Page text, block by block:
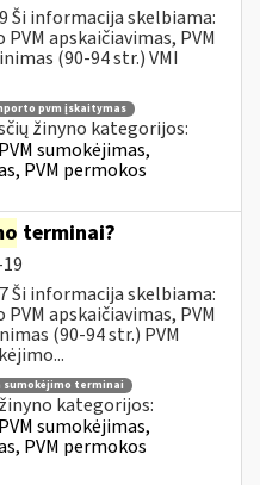
Ši informacija skelbiama:
apskaičiavimas, PVM
(90-94 str.) VMI
pvm įskaitymas
žinyno kategorijos:
sumokėjimas,
PVM permokos
terminai?
Ši informacija skelbiama:
apskaičiavimas, PVM
(90-94 str.) PVM
sumokėjimo terminai
kategorijos:
sumokėjimas,
PVM permokos